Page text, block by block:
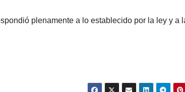
plenamente a lo establecido por la ley y a
Zihuatanejo